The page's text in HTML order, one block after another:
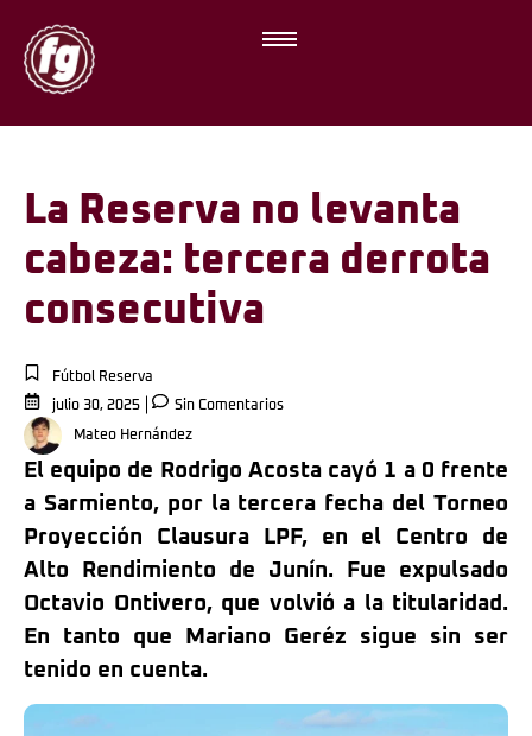
La Reserva no levanta
cabeza: tercera derrota
consecutiva
Fútbol Reserva
julio 30, 2025
Sin Comentarios
Mateo Hernández
El equipo de Rodrigo Acosta cayó 1 a 0 frente
a Sarmiento, por la tercera fecha del Torneo
Proyección Clausura LPF, en el Centro de
Alto Rendimiento de Junín. Fue expulsado
Octavio Ontivero, que volvió a la titularidad.
En tanto que Mariano Geréz sigue sin ser
tenido en cuenta.